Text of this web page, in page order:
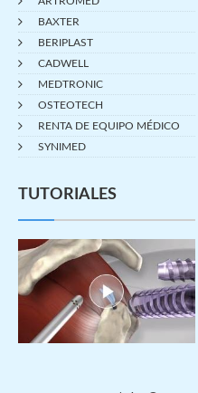
BAXTER
BERIPLAST
CADWELL
MEDTRONIC
OSTEOTECH
RENTA DE EQUIPO MÉDICO
SYNIMED
TUTORIALES